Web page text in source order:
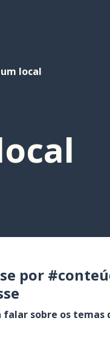
local
por
falar sobre os temas